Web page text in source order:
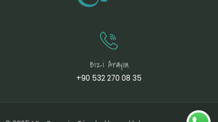
Bizi Arayın
+90 532 270 08 35